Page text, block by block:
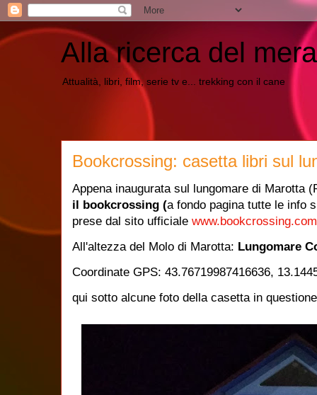
Alla ricerca del
Attualità, libri, film, serie tv e... trekking con il cane
Bookcrossing: casetta libri sul
Appena inaugurata sul lungomare di Marotta
il bookcrossing (a fondo pagina tutte le info
prese dal sito ufficiale www.bookcrossing.com
All'altezza del Molo di Marotta: Lungomare
Coordinate GPS: 43.76719987416636,
qui sotto alcune foto della casetta in